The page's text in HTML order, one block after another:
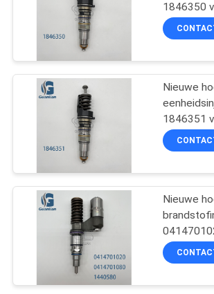
1846350
HPI DC12
Nieuwe
1846351
HPI DC12
Nieuwe
motor